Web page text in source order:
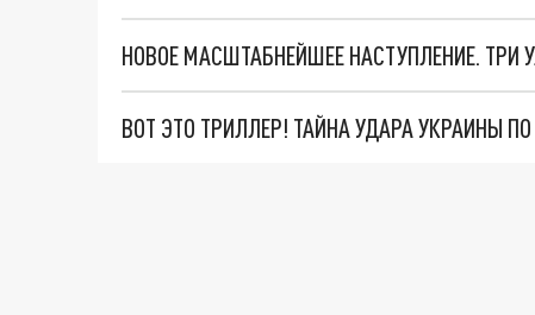
ВОТ ЭТО ТРИЛЛЕР! ТАЙНА УДАРА УКРАИНЫ